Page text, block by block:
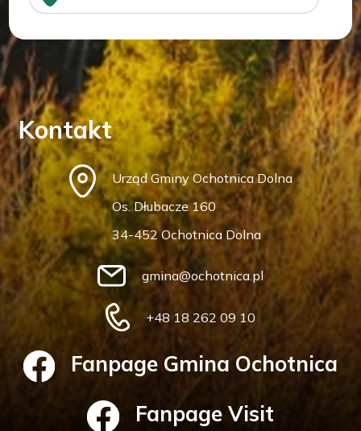
Kontakt
Urząd Gminy Ochotnica Dolna
Os. Dłubacze 160
34-452 Ochotnica Dolna
gmina@ochotnica.pl
+48 18 262 09 10
Fanpage Gmina Ochotnica
Fanpage Visit